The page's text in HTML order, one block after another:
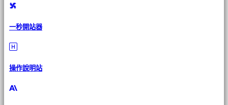
一秒開站器
操作說明站